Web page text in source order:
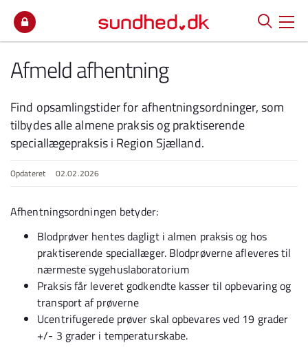
Afmeld afhentning
Find opsamlingstider for afhentningsordninger, som
tilbydes alle almene praksis og praktiserende
speciallægepraksis i Region Sjælland.
Opdateret 02.02.2026
Afhentningsordningen betyder:
Blodprøver hentes dagligt i almen praksis og hos
praktiserende speciallæger. Blodprøverne afleveres til
nærmeste sygehuslaboratorium
Praksis får leveret godkendte kasser til opbevaring og
transport af prøverne
Ucentrifugerede prøver skal opbevares ved 19 grader
+/- 3 grader i temperaturskabe.